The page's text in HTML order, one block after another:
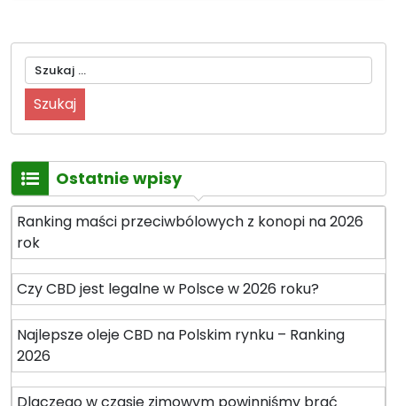
Szukaj:
Ostatnie wpisy
Ranking maści przeciwbólowych z konopi na 2026
rok
Czy CBD jest legalne w Polsce w 2026 roku?
Najlepsze oleje CBD na Polskim rynku – Ranking
2026